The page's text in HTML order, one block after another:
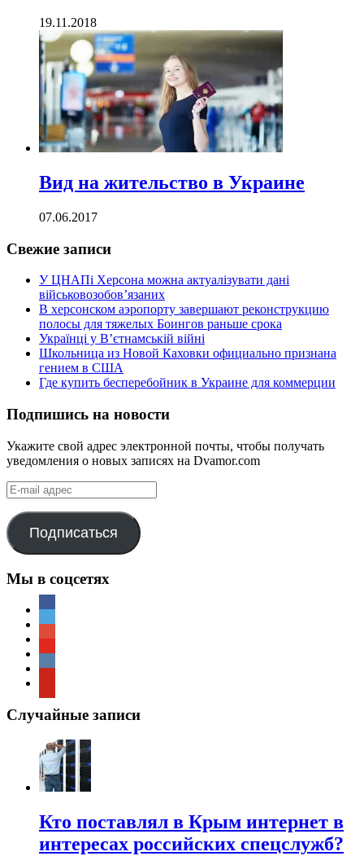
19.11.2018
Вид на жительство в Украине
07.06.2017
Свежие записи
У ЦНАПі Херсона можна актуалізувати дані
військовозобов’язаних
В херсонском аэропорту завершают реконструкцию
полосы для тяжелых Боингов раньше срока
Українці у В’єтнамській війні
Школьница из Новой Каховки официально признана
гением в США
Где купить бесперебойник в Украине для коммерции
Подпишись на новости
Укажите свой адрес электронной почты, чтобы получать
уведомления о новых записях на Dvamor.com
E-
mail
адрес
Подписаться
Мы в соцсетях
Случайные записи
Кто поставлял в Крым интернет в
интересах российских спецслужб?